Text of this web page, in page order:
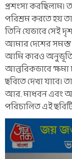
প্রশংসা
পরিশ্রম করতে হয়
তিনি যেভাবে সেই
আমার দেশের সমস্ত
আমি কারও
আন্তরিকভাবে ক্ষমা
ছবিতে দেখা যাবে।
আর. মাধবন এবং
পরিচালিত এই ছবিটি